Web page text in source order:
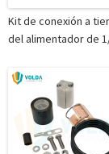
Kit de conexión a
del alimentador de